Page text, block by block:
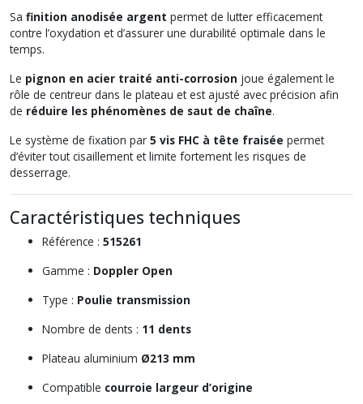
Sa finition anodisée argent permet de lutter efficacement
contre l’oxydation et d’assurer une durabilité optimale dans le
temps.
Le pignon en acier traité anti-corrosion joue également le
rôle de centreur dans le plateau et est ajusté avec précision afin
de réduire les phénomènes de saut de chaîne.
Le système de fixation par 5 vis FHC à tête fraisée permet
d’éviter tout cisaillement et limite fortement les risques de
desserrage.
Caractéristiques techniques
Référence : 515261
Gamme : Doppler Open
Type : Poulie transmission
Nombre de dents : 11 dents
Plateau aluminium Ø213 mm
Compatible courroie largeur d’origine